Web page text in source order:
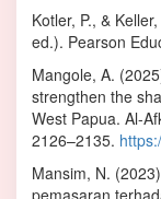
Kotler, P., &
ed.). Pearson
Mangole, A.
strengthen the
West Papua. Al-
2126–2135.
Mansim, N.